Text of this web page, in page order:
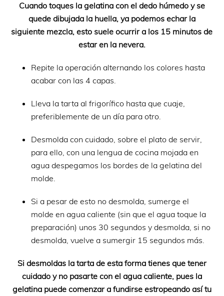
Cuando toques la gelatina con el dedo húmedo y se
quede dibujada la huella, ya podemos echar la
siguiente mezcla, esto suele ocurrir a los 15 minutos de
estar en la nevera.
Repite la operación alternando los colores hasta
acabar con las 4 capas.
Lleva la tarta al frigorífico hasta que cuaje,
preferiblemente de un día para otro.
Desmolda con cuidado, sobre el plato de servir,
para ello, con una lengua de cocina mojada en
agua despegamos los bordes de la gelatina del
molde.
Si a pesar de esto no desmolda, sumerge el
molde en agua caliente (sin que el agua toque la
preparación) unos 30 segundos y desmolda, si no
desmolda, vuelve a sumergir 15 segundos más.
Si desmoldas la tarta de esta forma tienes que tener
cuidado y no pasarte con el agua caliente, pues la
gelatina puede comenzar a fundirse estropeando así tu